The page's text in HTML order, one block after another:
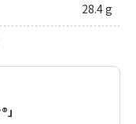
28.4 g